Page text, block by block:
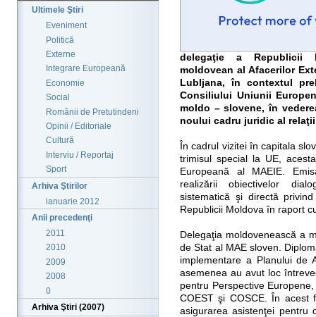
Ultimele Ştiri
Eveniment
Politică
Externe
Integrare Europeană
Economie
Social
Românii de Pretutindeni
Opinii / Editoriale
Cultură
Interviu / Reportaj
Sport
Arhiva Ştirilor
ianuarie 2012
Anii precedenţi
2011
2010
2009
2008
0
Arhiva Ştiri (2007)
delegaţie a Republicii
moldovean al Afacerilor
Lubljana, în contextul
Consiliului Uniunii
moldo – slovene, în
noului cadru juridic al
În cadrul vizitei în capitala
trimisul special la UE,
Europeană al MAEIE.
realizării obiectivelor
sistematică şi directă
Republicii Moldova în raport
Delegaţia moldovenească a
de Stat al MAE sloven.
implementare a Planului de
asemenea au avut loc
pentru Perspective
COEST şi COSCE. În acest
asigurarea asistenţei pentru